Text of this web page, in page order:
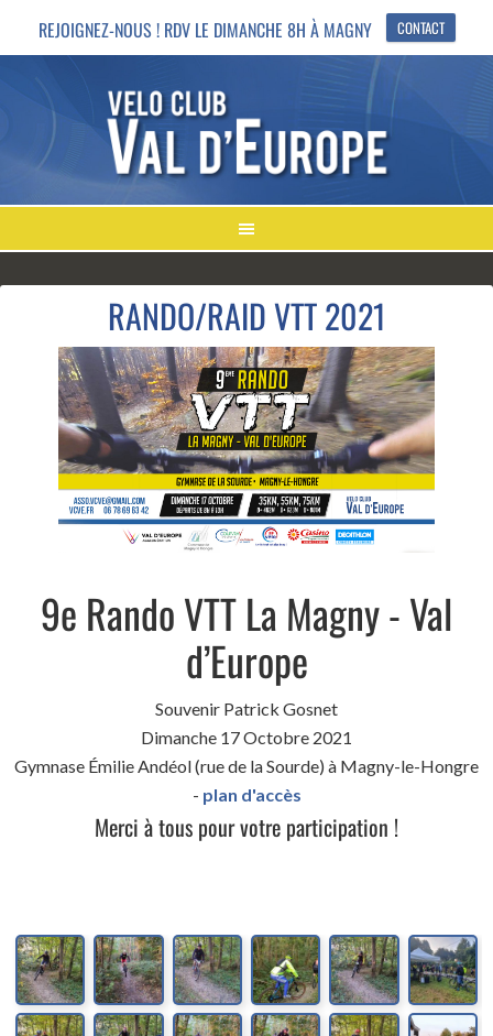
REJOIGNEZ-NOUS ! RDV LE DIMANCHE 8H À MAGNY CONTACT
RANDO/RAID VTT 2021
9e Rando VTT La Magny - Val
d’Europe
Souvenir Patrick Gosnet
Dimanche 17 Octobre 2021
Gymnase Émilie Andéol (rue de la Sourde) à Magny-le-Hongre
- plan d'accès
Merci à tous pour votre participation !